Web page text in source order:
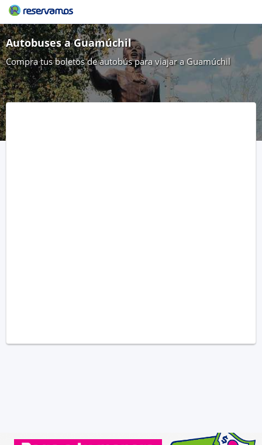
Autobuses a Guamúchil
Compra tus boletos de autobús para viajar a Guamúchil